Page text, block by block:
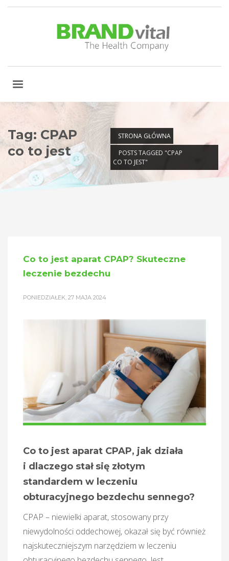
STRONA GŁÓWNA
POSTS TAGGED "CPAP
CO TO JEST"
Tag: CPAP
co to jest
Co to jest aparat CPAP? Skuteczne
leczenie bezdechu
PONIEDZIAŁEK, 27 MAJA 2024
Co to jest aparat CPAP, jak działa
i dlaczego stał się złotym
standardem w leczeniu
obturacyjnego bezdechu sennego?
CPAP – niewielki aparat, stosowany przy
niewydolności oddechowej, okazał się być również
najskuteczniejszym narzędziem w leczeniu